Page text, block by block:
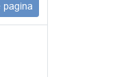
pagina